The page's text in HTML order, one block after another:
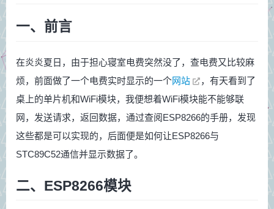
一、前言
在炎炎夏日，由于担心寝室电费突然没了，查电费又比较麻
烦，前面做了一个电费实时显示的一个网站
，有天看到了
桌上的单片机和WiFi模块，我便想着WiFi模块能不能够联
网，发送请求，返回数据，通过查阅ESP8266的手册，发现
这些都是可以实现的，后面便是如何让ESP8266与
STC89C52通信并显示数据了。
二、ESP8266模块